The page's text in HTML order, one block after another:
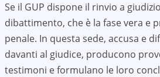
Se il GUP dispone il rinvio a
dibattimento, che è la fase vera e
penale. In questa sede, accusa e
davanti al giudice, producono
testimoni e formulano le loro